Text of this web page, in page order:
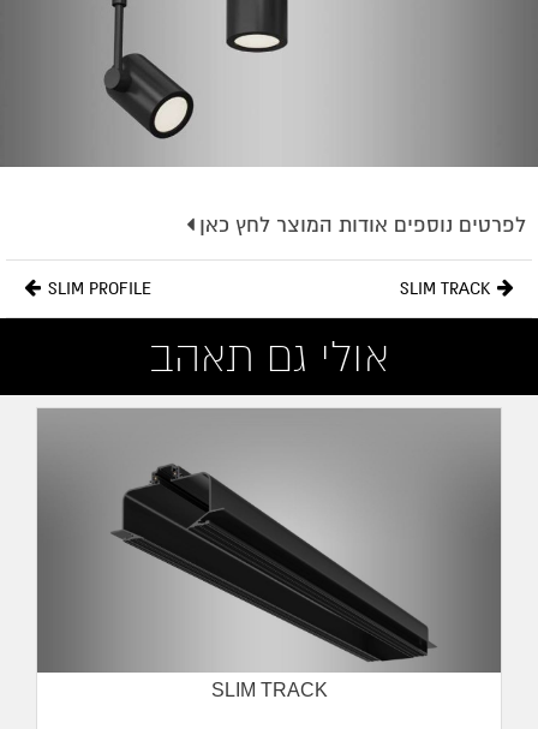
לפרטים נוספים אודות המוצר לחץ כאן
מעלות: 38°
מתח כניסה: 220-240V
SLIM TRACK
SLIM PROFILE
מעבר לפריט בחנות אונליין
אולי גם תאהב
SLIM TRACK